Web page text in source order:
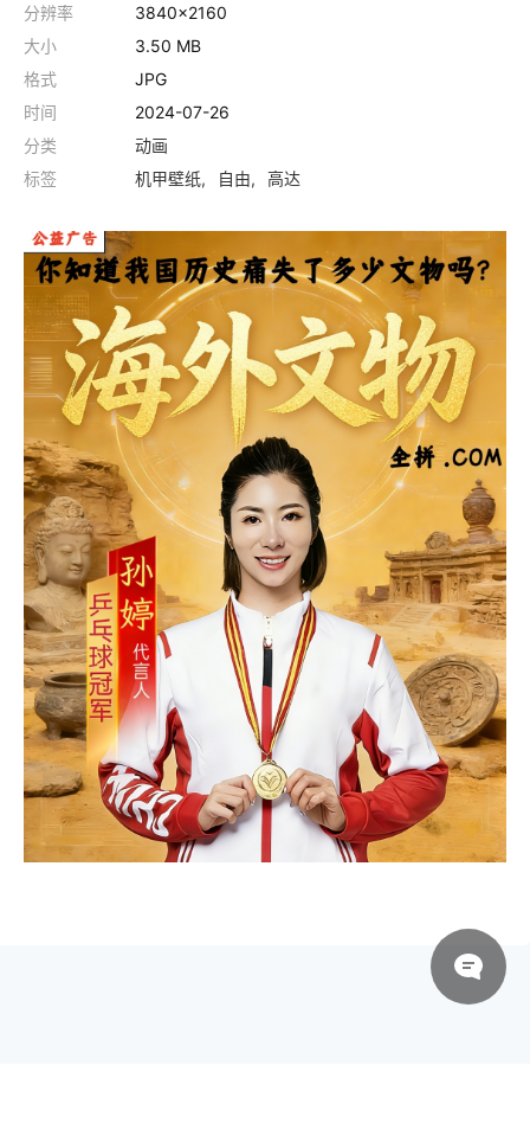
分辨率
3840x2160
大小
3.50 MB
格式
JPG
时间
2024-07-26
分类
动画
标签
机甲壁纸 自由 高达